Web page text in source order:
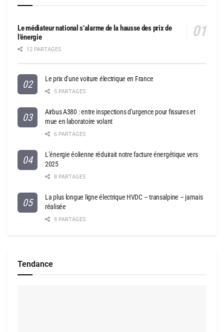
Le médiateur national s’alarme de la hausse des prix de
l’énergie
12 PARTAGES
Le prix d’une voiture électrique en France
5 PARTAGES
Airbus A380 : entre inspections d’urgence pour fissures et
mue en laboratoire volant
6 PARTAGES
L’énergie éolienne réduirait notre facture énergétique vers
2025
8 PARTAGES
La plus longue ligne électrique HVDC – transalpine – jamais
réalisée
8 PARTAGES
Tendance